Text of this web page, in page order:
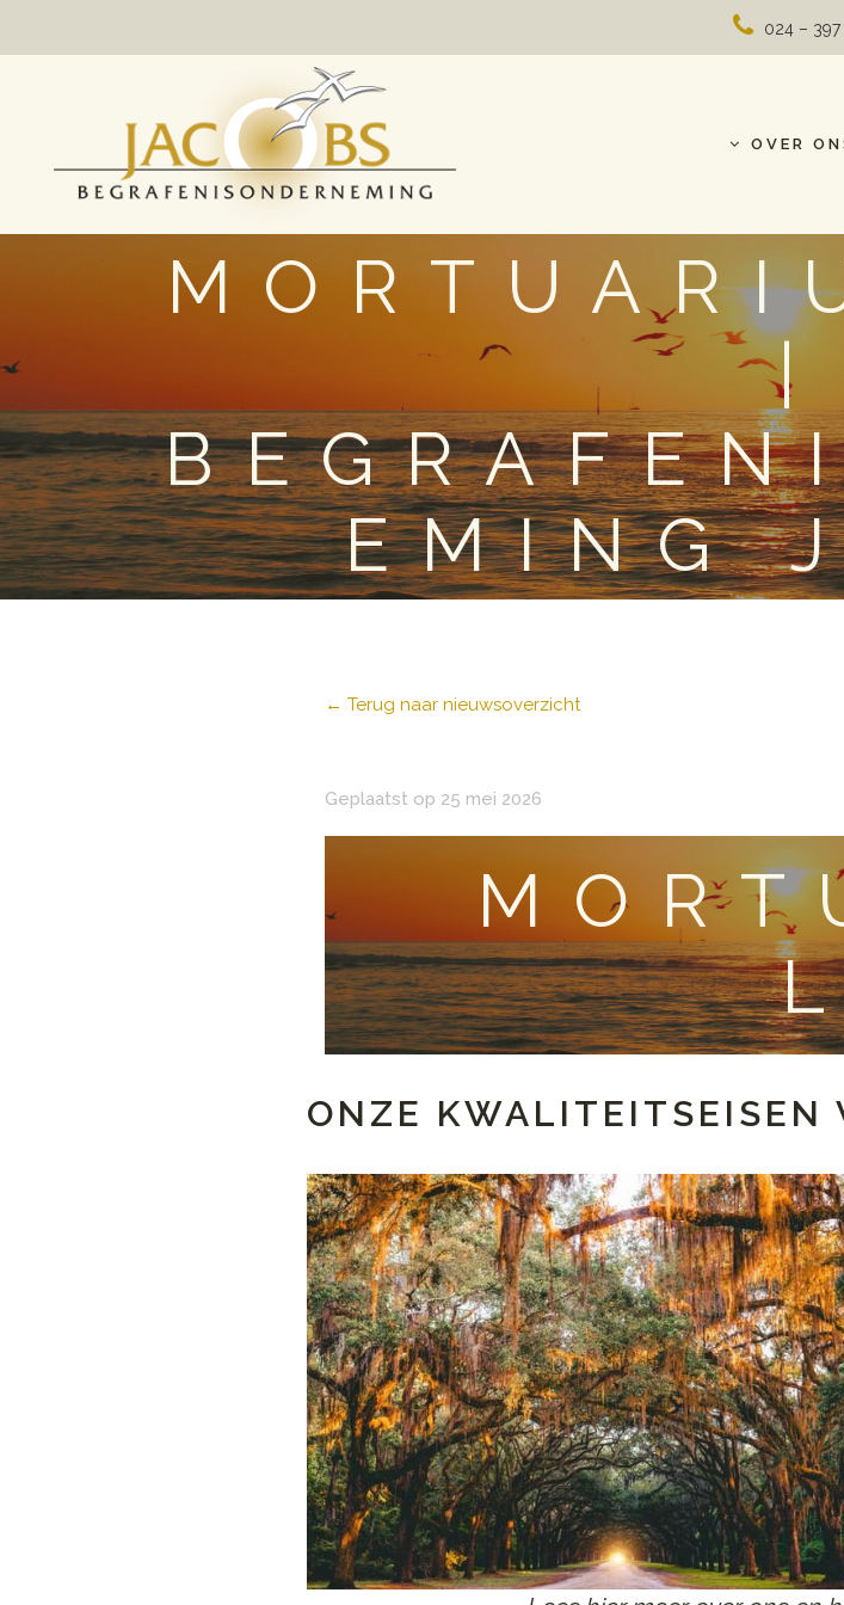
024 –
OVER
|
EMING
← Terug naar nieuwsoverzicht
Geplaatst op 25 mei 2026
ONZE KWALITEITSEISEN